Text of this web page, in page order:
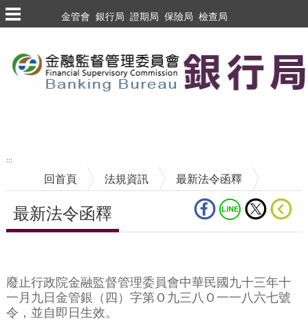
跳到主要內容區塊
金管會 銀行局 證期局 保險局 檢查局
:::
回首頁 法規資訊 最新法令函釋
最新法令函釋
廢止行政院金融監督管理委員會中華民國九十三年十
一月九日金管銀（四）字第Ｏ九三八Ｏ一一八六七號
令，並自即日生效。